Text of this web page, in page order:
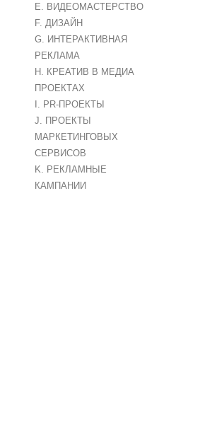
E. ВИДЕОМАСТЕРСТВО
F. ДИЗАЙН
G. ИНТЕРАКТИВНАЯ
РЕКЛАМА
H. КРЕАТИВ В МЕДИА
ПРОЕКТАХ
I. PR-ПРОЕКТЫ
J. ПРОЕКТЫ
МАРКЕТИНГОВЫХ
СЕРВИСОВ
K. РЕКЛАМНЫЕ
КАМПАНИИ